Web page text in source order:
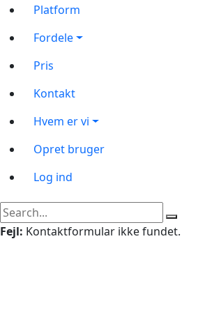
Platform
Fordele
Pris
Kontakt
Hvem er vi
Opret bruger
Log ind
Fejl: Kontaktformular ikke fundet.